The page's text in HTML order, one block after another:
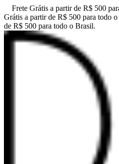
Frete Grátis a partir de R$ 500
Grátis a partir de R$ 500 para todo
de R$ 500 para todo o Brasil.